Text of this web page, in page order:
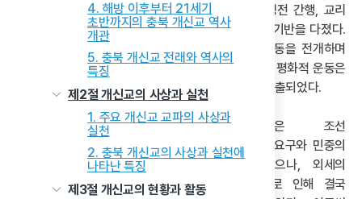
4. 해방 이후부터 21세기
초반까지의 충북 개신교 역사
개관
5. 충북 개신교 전래와 역사의
특징
제2절 개신교의 사상과 실천
1. 주요 개신교 교파의 사상과
실천
2. 충북 개신교의 사상과 실천에
나타난 특징
제3절 개신교의 현황과 활동
그에 따라 교세는 점차 확대되었다. 그는 동학의 경전 간행, 교리
체계화, 의례 정비, 조직 확립에 힘써 교단의 제도적 기반을 다졌다.
나아가 공주·삼례·광화문·보은 등지에서 교조신원운동을 전개하며
동학의 정당성을 널리 알리고자 했다. 그러나 이러한 평화적 운동은
결실을 맺지 못하였고, 1894년 동학농민혁명으로 분출되었다.
동학농민혁명은 조선
내부의 개혁 요구와 민중의
열망을 담았으나, 외세의
무력 개입으로 인해 결국